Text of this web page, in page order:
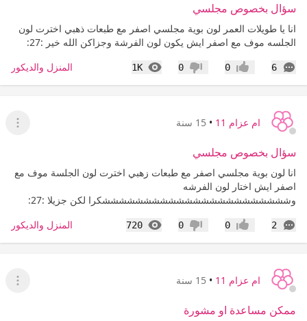
سؤال بخصوص مجلسي
انا يا طويلات العمر لون بوية مجلسي اصفر مع طبعات ذهبي اخترت لون
الجلسه موف مع اصفر ايش يكون لون الفرشة وجزاكن الله خير :27:
6
التعليقات إعجاب0 عدم إعجاب
0
1K
المشاهدات المنزل والديكور
ام عزام 11 • 15 سنة
عرض
سؤال بخصوص مجلسي
انا لون بوية مجلسي اصفر مع طبعات زهبي اخترت لون الجلسة موف مع
اصفر ايش اختار لون الفرشه
وشششششششششششششششششششششششكرا لكن جزيلا :27:
2
التعليقات إعجاب0 عدم إعجاب
0
720
المشاهدات المنزل والديكور
ام عزام 11 • 15 سنة
عرض
ممكن مساعدة او مشورة